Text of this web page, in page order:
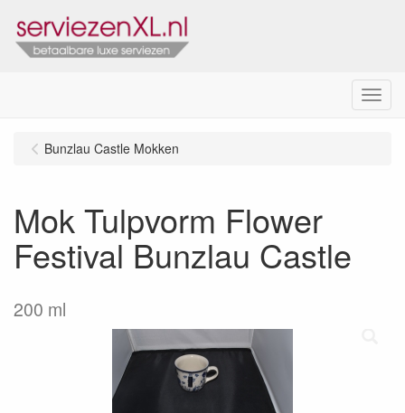
Menu
Bunzlau Castle Mokken
Mok Tulpvorm Flower
Festival Bunzlau Castle
200 ml